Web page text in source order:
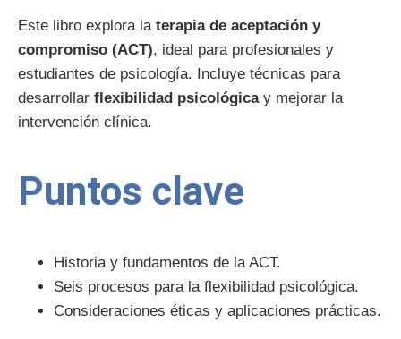
Este libro explora la terapia de aceptación y
compromiso (ACT), ideal para profesionales y
estudiantes de psicología. Incluye técnicas para
desarrollar flexibilidad psicológicay mejorar la
intervención clínica.
Puntos clave
Historia y fundamentos de la ACT.
Seis procesos para la flexibilidad psicológica.
Consideraciones éticas y aplicaciones prácticas.